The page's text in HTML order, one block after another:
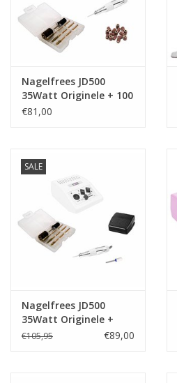
Nagelfrees JD500
35Watt Originele + 100
stuks schuurrolletjes
€81,00
SALE
Nagelfrees JD500
35Watt Originele +
Keramische frees
€105,95 €89,00